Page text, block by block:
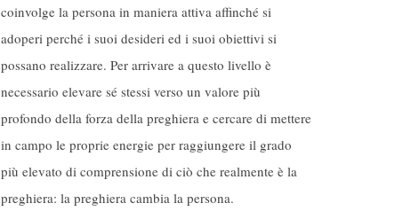
coinvolge la persona in maniera attiva affinché si
adoperi perché i suoi desideri ed i suoi obiettivi si
possano realizzare. Per arrivare a questo livello è
necessario elevare sé stessi verso un valore più
profondo della forza della preghiera e cercare di mettere
in campo le proprie energie per raggiungere il grado
più elevato di comprensione di ciò che realmente è la
preghiera: la preghiera cambia la persona.